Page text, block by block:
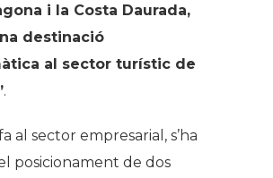
i la Costa Daurada,
destinació
al sector turístic de
.
al sector empresarial, s’ha
posicionament de dos